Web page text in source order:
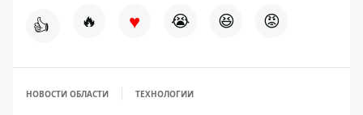
👍 🔥 ♥ 😭 😆 😡
НОВОСТИ ОБЛАСТИ ТЕХНОЛОГИИ